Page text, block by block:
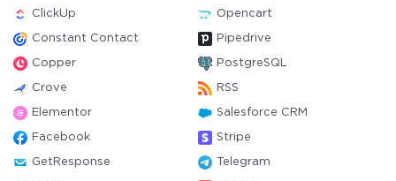
ClickUp Opencart
Constant Contact Pipedrive
Copper PostgreSQL
Crove RSS
Elementor Salesforce CRM
Facebook Stripe
GetResponse Telegram